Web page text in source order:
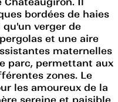
bordées de haies
verger de
et une aire
maternelles
parc, permettant aux
zones. Le
les amoureux de la
sereine et paisible